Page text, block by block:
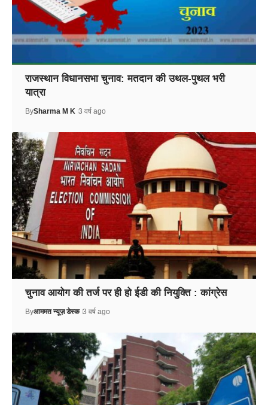
राजस्थान विधानसभा चुनाव: मतदान की उथल-पुथल भरी
यात्रा
BySharma M K 3 वर्ष ago
चुनाव आयोग की तर्ज पर ही हो ईडी की नियुक्ति : कांग्रेस
Byआममत न्यूज़ डेस्क 3 वर्ष ago